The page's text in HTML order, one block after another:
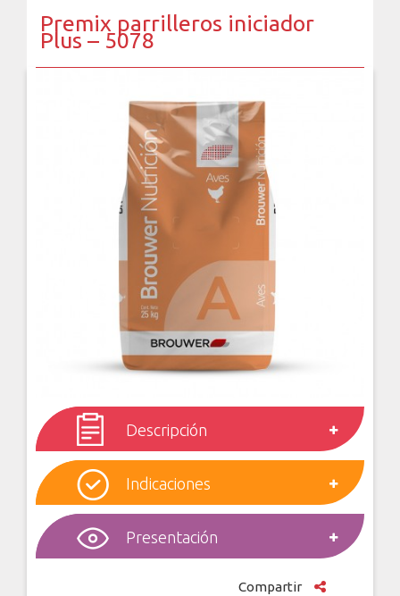
Premix parrilleros iniciador
Plus – 5078
Descripción
Indicaciones
Presentación
Compartir